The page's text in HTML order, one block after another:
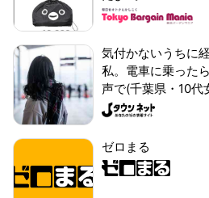
気付かないうちに
私。電車に乗った
声で(千葉県・10代
ゼロまる